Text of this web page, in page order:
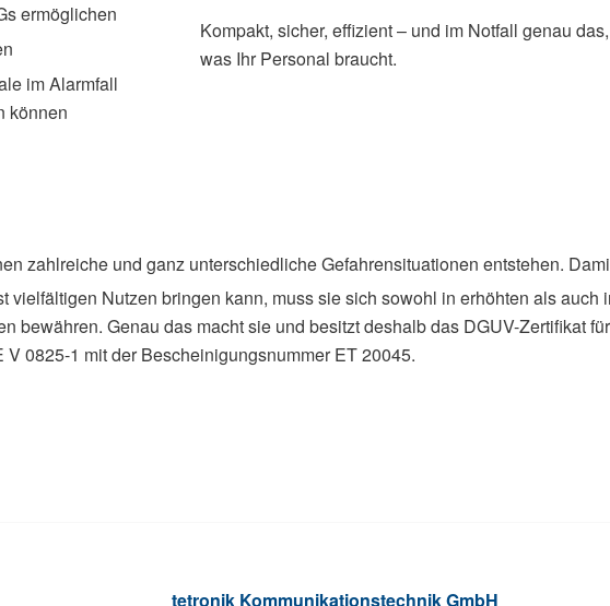
ermöglichen
im Alarmfall
können
Kompakt, sicher, effizient – und im Notfall genau das,
was Ihr Personal braucht.
zahlreiche und ganz unterschiedliche Gefahrensituationen entstehen.
vielfältigen Nutzen bringen kann, muss sie sich sowohl in erhöhten als auch
bewähren. Genau das macht sie und besitzt deshalb das DGUV-Zertifikat
0825-1 mit der Bescheinigungsnummer ET 20045.
tetronik Kommunikationstechnik GmbH